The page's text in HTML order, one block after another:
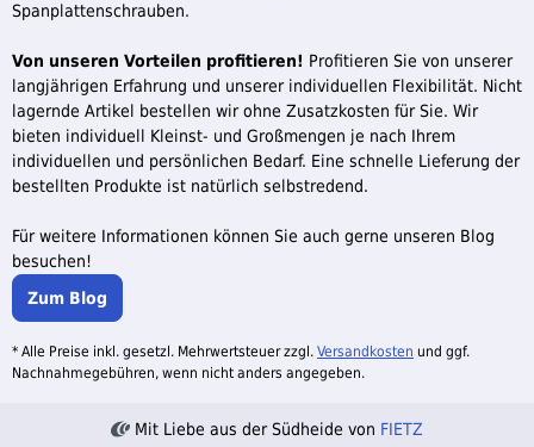
Spanplattenschrauben.
Von unseren Vorteilen profitieren! Profitieren Sie von unserer
langjährigen Erfahrung und unserer individuellen Flexibilität. Nicht
lagernde Artikel bestellen wir ohne Zusatzkosten für Sie. Wir
bieten individuell Kleinst- und Großmengen je nach Ihrem
individuellen und persönlichen Bedarf. Eine schnelle Lieferung der
bestellten Produkte ist natürlich selbstredend.
Für weitere Informationen können Sie auch gerne unseren Blog
besuchen!
Zum Blog
* Alle Preise inkl. gesetzl. Mehrwertsteuer zzgl. Versandkosten und ggf.
Nachnahmegebühren, wenn nicht anders angegeben.
Mit Liebe aus der Südheide von FIETZ